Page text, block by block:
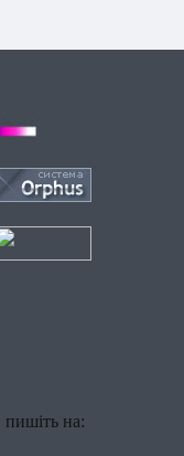
пишіть на: